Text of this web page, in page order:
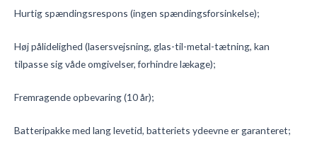
Hurtig spændingsrespons (ingen spændingsforsinkelse);
Høj pålidelighed (lasersvejsning, glas-til-metal-tætning, kan
tilpasse sig våde omgivelser, forhindre lækage);
Fremragende opbevaring (10 år);
Batteripakke med lang levetid, batteriets ydeevne er garanteret;